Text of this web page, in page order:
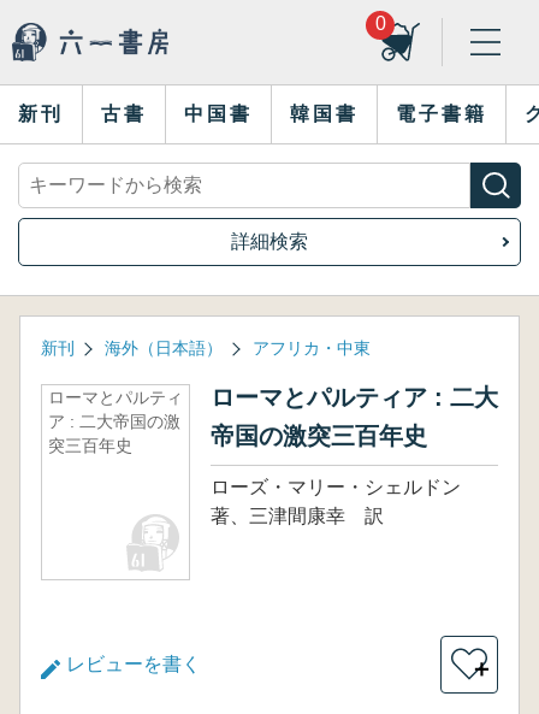
0
新刊 古書 中国書 韓国書 電子書籍
詳細検索
新刊 海外（日本語） アフリカ・中東
ローマとパルティ
ア : 二大帝国の激
突三百年史
ローマとパルティア : 二大
帝国の激突三百年史
ローズ・マリー・シェルドン
著、三津間康幸 訳
レビューを書く ＋